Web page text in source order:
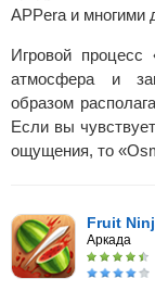
APPera и многими
Игровой процесс
атмосфера и
образом
Если вы
ощущения, то
Fruit
Аркада